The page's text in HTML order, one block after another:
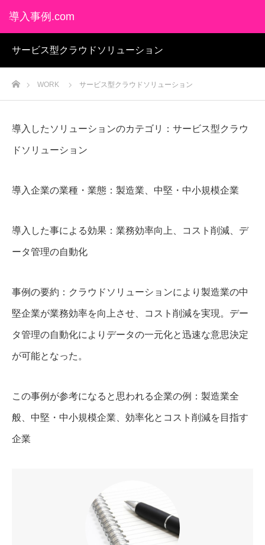
導入事例.com
サービス型クラウドソリューション
ホームWORK サービス型クラウドソリューション
導入したソリューションのカテゴリ：サービス型クラウ
ドソリューション
導入企業の業種・業態：製造業、中堅・中小規模企業
導入した事による効果：業務効率向上、コスト削減、デ
ータ管理の自動化
事例の要約：クラウドソリューションにより製造業の中
堅企業が業務効率を向上させ、コスト削減を実現。デー
タ管理の自動化によりデータの一元化と迅速な意思決定
が可能となった。
この事例が参考になると思われる企業の例：製造業全
般、中堅・中小規模企業、効率化とコスト削減を目指す
企業